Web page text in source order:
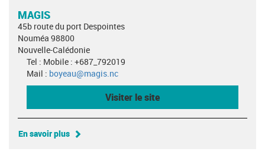
MAGIS
45b route du port Despointes
Nouméa 98800
Nouvelle-Calédonie
Tel : Mobile : +687_792019
Mail : boyeau@magis.nc
Visiter le site
En savoir plus